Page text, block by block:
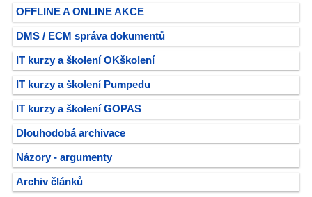
OFFLINE A ONLINE AKCE
DMS / ECM správa dokumentů
IT kurzy a školení OKškolení
IT kurzy a školení Pumpedu
IT kurzy a školení GOPAS
Dlouhodobá archivace
Názory - argumenty
Archiv článků